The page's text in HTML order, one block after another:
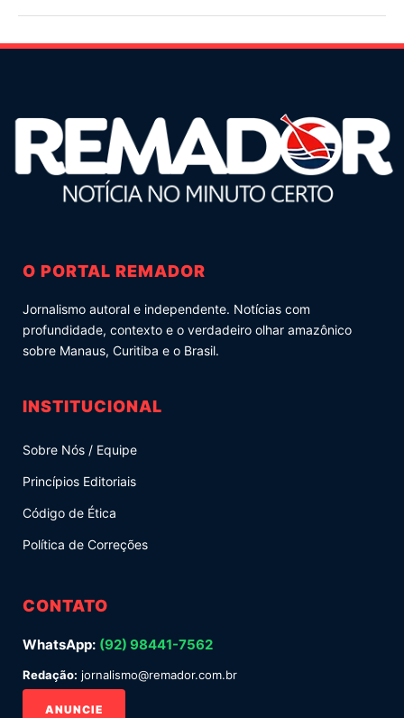
O PORTAL REMADOR
Jornalismo autoral e independente. Notícias com
profundidade, contexto e o verdadeiro olhar amazônico
sobre Manaus, Curitiba e o Brasil.
INSTITUCIONAL
Sobre Nós / Equipe
Princípios Editoriais
Código de Ética
Política de Correções
CONTATO
WhatsApp: (92) 98441-7562
Redação: jornalismo@remador.com.br
ANUNCIE